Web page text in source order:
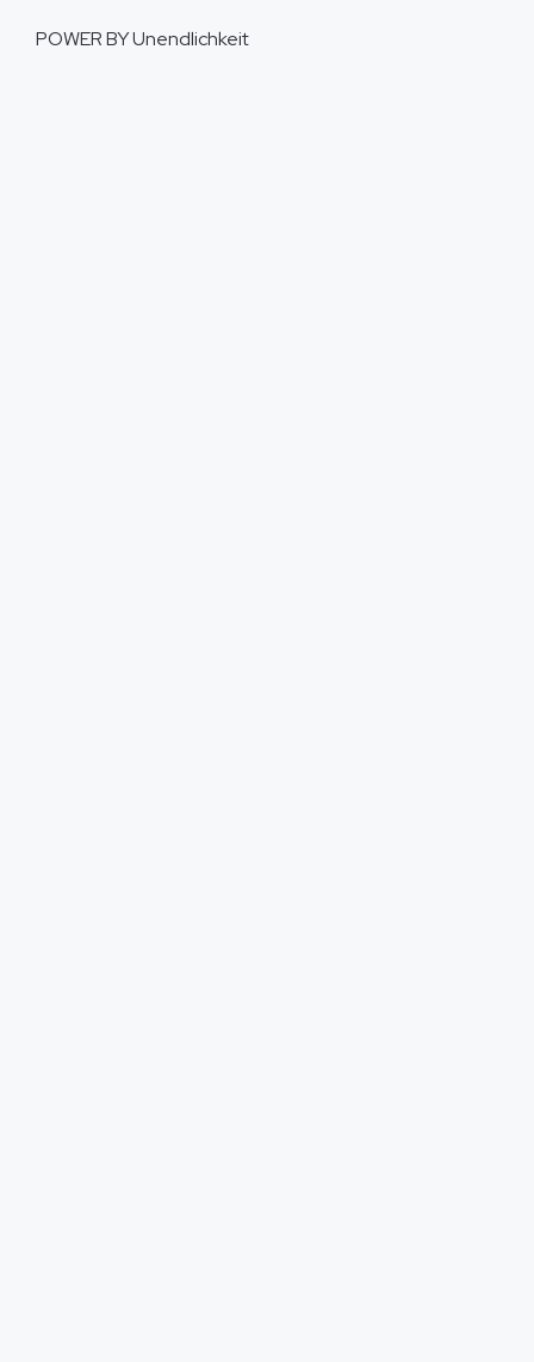
POWER BYUnendlichkeit